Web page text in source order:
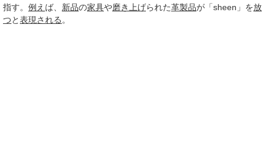
指す。 例え ば、 新品の家具や磨き上げられた革製品が「sheen」を放
つと表現される 。